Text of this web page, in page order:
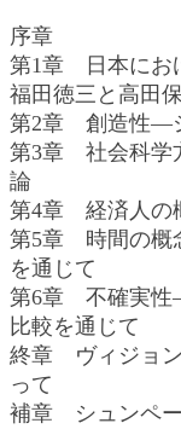
序章
第1章 日本にお
福田徳三と高田
第2章 創造性―
第3章 社会科学
論
第4章 経済人の
第5章 時間の概
を通じて
第6章 不確実性
比較を通じて
終章 ヴィジョ
って
補章 シュンペ